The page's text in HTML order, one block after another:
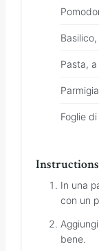
Pasta,
Foglie
Instructions
In una
con un
bene.